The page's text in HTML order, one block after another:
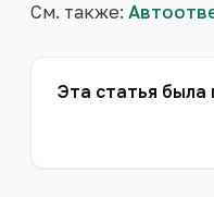
См. также:
Эта статья была